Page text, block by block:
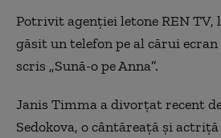
Potrivit agenţiei letone REN TV,
găsit un telefon pe al cărui
scris „Sună-o pe Anna”.
Janis Timma a divorţat recent
Sedokova, o cântăreaţă şi